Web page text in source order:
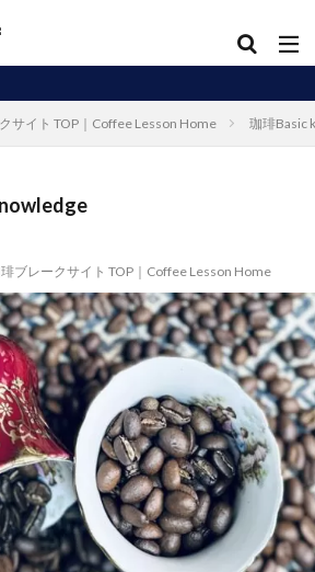
サイト TOP｜Coffee Lesson Home 珈琲Basic
ブレークサイト TOP｜Coffee Lesson Home